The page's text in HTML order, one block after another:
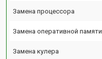
Замена процессора
Замена оперативной памяти
Замена кулера